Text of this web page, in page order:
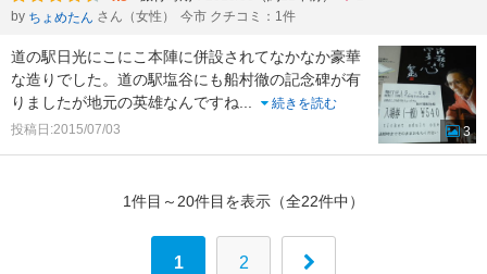
by ちょめたん さん（女性） 今市 クチコミ：1件
道の駅日光にこにこ本陣に併設されてなかなか豪華
な造りでした。道の駅塩谷にも船村徹の記念碑が有
りましたが地元の英雄なんですね...
続きを読む
投稿日:2015/07/03
3
1件目～20件目を表示（全22件中）
1 2